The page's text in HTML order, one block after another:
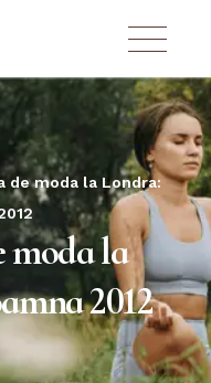
de moda la Londra:
moda la
2012